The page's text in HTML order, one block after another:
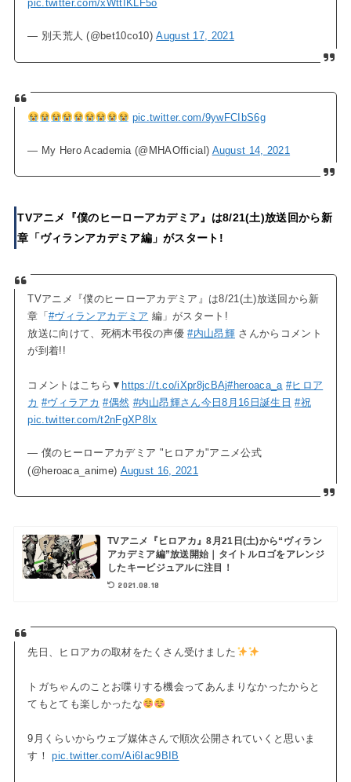
pic.twitter.com/xWttIKLF5o
— 別天荒人 (@bet10co10)August 17, 2021
pic.twitter.com/9ywFCIbS6g
— My Hero Academia (@MHAOfficial) August 14, 2021
TVアニメ『僕のヒーローアカデミア』は8/21(土)放送回から新
章「ヴィランアカデミア編」がスタート!
TVアニメ『僕のヒーローアカデミア』は8/21(土)放送回から新
章「#ヴィランアカデミア 編」がスタート!
放送に向けて、死柄木弔役の声優#内山昂輝 さんからコメント
が到着!!
コメントはこちら▼ https://t.co/iXpr8jcBAj#heroaca_a #ヒロア
カ #ヴィラアカ #偶然 #内山昂輝さん今日8月16日誕生日 #祝
pic.twitter.com/t2nFgXP8Ix
— 僕のヒーローアカデミア "ヒロアカ"アニメ公式
(@heroaca_anime) August 16, 2021
TVアニメ『ヒロアカ』8月21日(土)から“ヴィラン
アカデミア編”放送開始｜タイトルロゴをアレンジ
したキービジュアルに注目！
2021.08.18
先日、ヒロアカの取材をたくさん受けました
トガちゃんのことお喋りする機会ってあんまりなかったからと
てもとても楽しかったな
9月くらいからウェブ媒体さんで順次公開されていくと思いま
す！pic.twitter.com/Ai6Iac9BIB